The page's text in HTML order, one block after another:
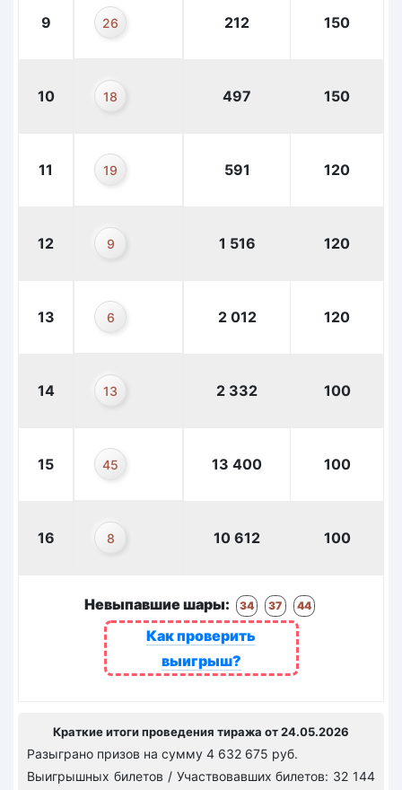
Невыпавшие шары: 34 37 44
Как проверить
выигрыш?
9 26 212 150
10 18 497 150
11 19 591 120
12 9 1 516 120
13 6 2 012 120
14 13 2 332 100
15 45 13 400 100
16 8 10 612 100
Краткие итоги проведения тиража от 24.05.2026
Разыграно призов на сумму 4 632 675 руб.
Выигрышных билетов / Участвовавших билетов: 32 144